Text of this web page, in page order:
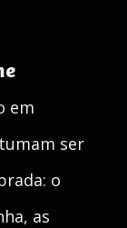
em
ser
o
as